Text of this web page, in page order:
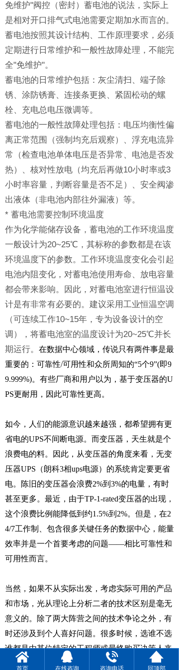
免维护"阀控（密封）蓄电池的说法，实际上
是相对开口排气式电池需要定期加水而言的。
蓄电池按照其设计结构、工作原理要求，必须
定期进行日常维护和一般性故障处理，不能完
全"免维护"。
蓄电池的日常维护包括：灰尘清扫、端子除
锈、涂防锈膏、连接条更换、紧固松动的螺
栓、充电总电压微调等。
蓄电池的一般性故障处理包括：电压均衡性偏
离正常范围（强制均充后观察）、浮充电流异
常（检查电池单体电压是否异常、电池是否发
热）、核对性放电（均充后再做10小时率或3
小时率容量，判断容量是否不足）、安全阀渗
出液体（非电池内部往外漏液）等。
* 蓄电池需要控制环境温度
作为化学能储存设备，蓄电池的工作环境温度
一般设计为20~25℃，其标称的参数都是在该
环境温度下的参数。工作环境温度变化会引起
电池内阻变化，对蓄电池使用寿命、放电容量
都会带来影响。因此，对蓄电池室进行恒温设
计是有非常有必要的。建议采用工业恒温空调
（可连续工作10~15年，专为设备设计的空
调），将蓄电池室的温度设计为20~25℃并长
期运行。 在数据中心领域，传说只有两件事是最
重要的：可靠性/可用性和众所周知的“5个9”(即9
9.999%)。有些厂商和用户以为，基于变压器的U
PS更耐用，因此可靠性更高。
如今，人们的能源意识越来越强，都希望拥有更
省电的UPS不间断电源。而变压器，天生就是个
浪费电的料。因此，从变压器的角度来看， 无变
压器UPS （朗科3相ups电源）的系统肯定要更省
电。陈旧的变压器会浪费2%到3%的电量，有时
甚至更多。最近，由于TP-1-rated变压器的出现，
这个浪费比例能降低到约1.5%到2%。但是，在2
4/7工作制、包含很多关键任务的数据中心，能量
效率并是一个首要考虑的问题——相比可靠性和
可用性而言。
当然，如果不从实际出发，考虑实际可用的产品
和市场，光从理论上分析二者的技术区别是毫无
意义的。除了两大阵营之间的技术争论之外，有
时还涉及到个人喜好问题。很多时候，选谁不选
谁都是由某位特定的工程师或最终购买决策人来
定的。
首页 在线咨询 咨询电话 回顶部